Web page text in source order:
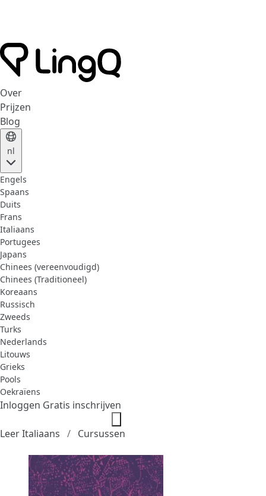
Over
Prijzen
Blog
nl
Engels
Spaans
Duits
Frans
Italiaans
Portugees
Japans
Chinees (vereenvoudigd)
Chinees (Traditioneel)
Koreaans
Russisch
Zweeds
Turks
Nederlands
Litouws
Grieks
Pools
Oekraïens
Inloggen Gratis inschrijven
Leer Italiaans Cursussen